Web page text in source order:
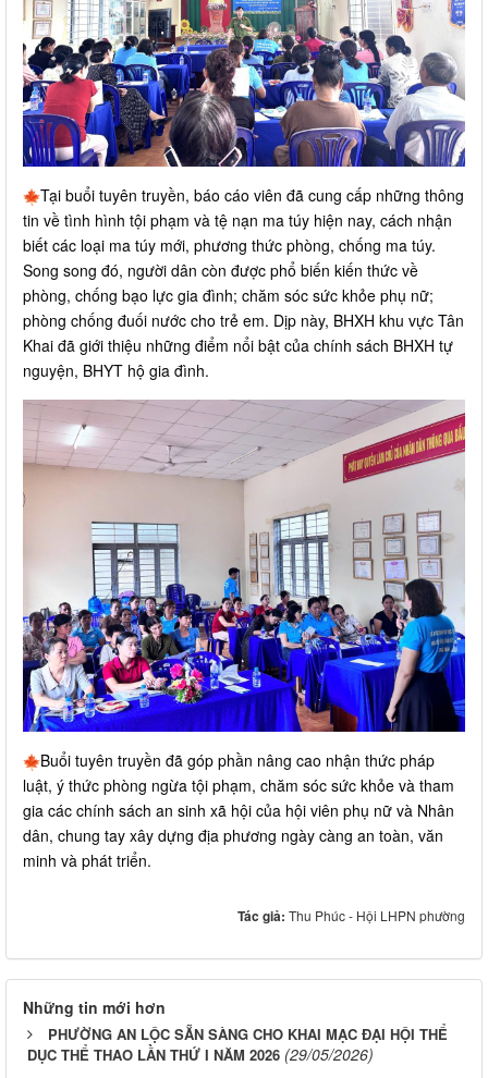
Tại buổi tuyên truyền, báo cáo viên đã cung cấp những thông
tin về tình hình tội phạm và tệ nạn ma túy hiện nay, cách nhận
biết các loại ma túy mới, phương thức phòng, chống ma túy.
Song song đó, người dân còn được phổ biến kiến thức về
phòng, chống bạo lực gia đình; chăm sóc sức khỏe phụ nữ;
phòng chống đuối nước cho trẻ em. Dịp này, BHXH khu vực Tân
Khai đã giới thiệu những điểm nổi bật của chính sách BHXH tự
nguyện, BHYT hộ gia đình.
Buổi tuyên truyền đã góp phần nâng cao nhận thức pháp
luật, ý thức phòng ngừa tội phạm, chăm sóc sức khỏe và tham
gia các chính sách an sinh xã hội của hội viên phụ nữ và Nhân
dân, chung tay xây dựng địa phương ngày càng an toàn, văn
minh và phát triển.
Tác giả: Thu Phúc - Hội LHPN phường
Những tin mới hơn
PHƯỜNG AN LỘC SẴN SÀNG CHO KHAI MẠC ĐẠI HỘI THỂ
DỤC THỂ THAO LẦN THỨ I NĂM 2026 (29/05/2026)